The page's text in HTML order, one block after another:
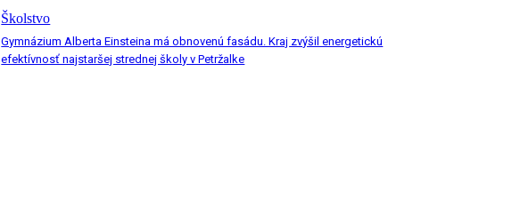
Školstvo
Gymnázium Alberta Einsteina má obnovenú fasádu. Kraj zvýšil energetickú
efektívnosť najstaršej strednej školy v Petržalke